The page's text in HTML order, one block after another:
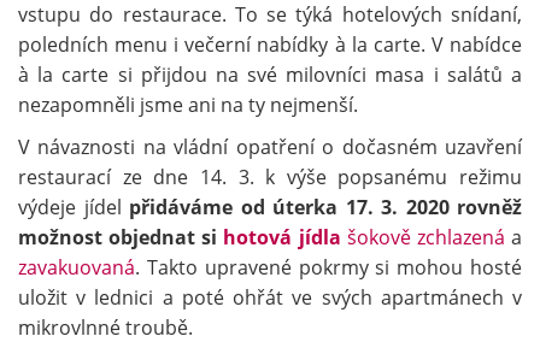
vstupu do restaurace. To se týká hotelových snídaní,
poledních menu i večerní nabídky à la carte. V nabídce
à la carte si přijdou na své milovníci masa i salátů a
nezapomněli jsme ani na ty nejmenší.
V návaznosti na vládní opatření o dočasném uzavření
restaurací ze dne 14. 3. k výše popsanému režimu
výdeje jídel přidáváme od úterka 17. 3. 2020 rovněž
možnost objednat si hotová jídla šokově zchlazená a
zavakuovaná. Takto upravené pokrmy si mohou hosté
uložit v lednici a poté ohřát ve svých apartmánech v
mikrovlnné troubě.